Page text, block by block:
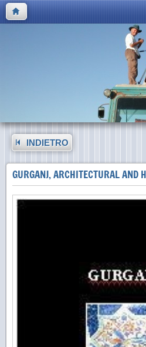
INDIETRO
GURGANJ, ARCHITECTURAL AND